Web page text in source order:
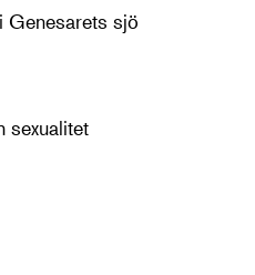
Genesarets sjö
sexualitet